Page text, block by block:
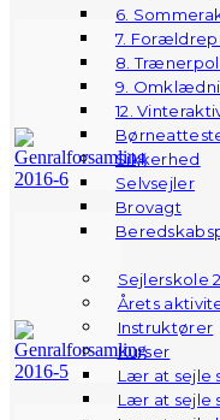
6.
7.
8.
9.
12.
Sikkerhed
Selvsejler
Brovagt
Sejlerskole
Årets
Instruktører
Kurser
Lær at sejle
Lær at sejle